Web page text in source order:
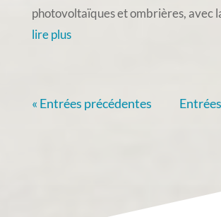
photovoltaïques et ombrières, avec
lire plus
« Entrées précédentes